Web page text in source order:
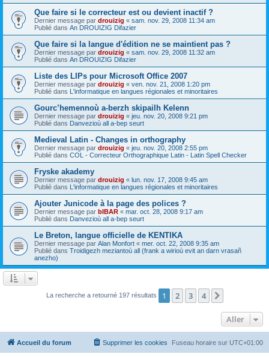
Que faire si le correcteur est ou devient inactif ?
Dernier message par drouizig « sam. nov. 29, 2008 11:34 am
Publié dans An DROUIZIG Difazier
Que faire si la langue d'édition ne se maintient pas ?
Dernier message par drouizig « sam. nov. 29, 2008 11:32 am
Publié dans An DROUIZIG Difazier
Liste des LIPs pour Microsoft Office 2007
Dernier message par drouizig « ven. nov. 21, 2008 1:20 pm
Publié dans L'informatique en langues régionales et minoritaires
Gourc’hemennoù a-berzh skipailh Kelenn
Dernier message par drouizig « jeu. nov. 20, 2008 9:21 pm
Publié dans Danvezioù all a-bep seurt
Medieval Latin - Changes in orthography
Dernier message par drouizig « jeu. nov. 20, 2008 2:55 pm
Publié dans COL - Correcteur Orthographique Latin - Latin Spell Checker
Fryske akademy
Dernier message par drouizig « lun. nov. 17, 2008 9:45 am
Publié dans L'informatique en langues régionales et minoritaires
Ajouter Junicode à la page des polices ?
Dernier message par bIBAR « mar. oct. 28, 2008 9:17 am
Publié dans Danvezioù all a-bep seurt
Le Breton, langue officielle de KENTIKA
Dernier message par Alan Monfort « mer. oct. 22, 2008 9:35 am
Publié dans Troidigezh meziantoù all (frank a wirioù evit an darn vrasañ
anezho)
La recherche a retourné 197 résultats 1 2 3 4
Aller
Accueil du forum Fuseau horaire sur UTC+01:00
Supprimer les cookies